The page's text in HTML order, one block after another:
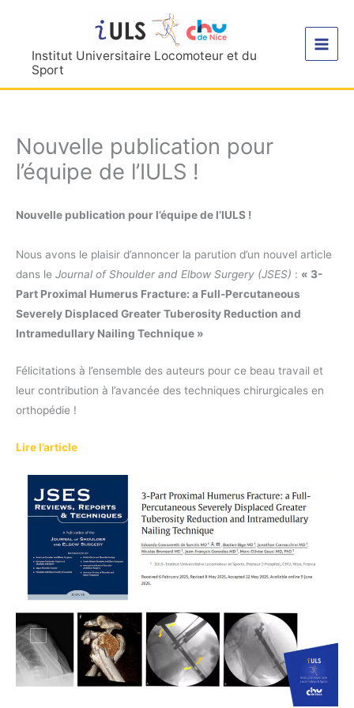
contenuInstitut Universitaire Locomoteur et du
Sport
Nouvelle publication pour
l’équipe de l’IULS !
Nouvelle publication pour l’équipe de l’IULS !
Nous avons le plaisir d’annoncer la parution d’un nouvel article
dans le Journal of Shoulder and Elbow Surgery (JSES) : « 3-
Part Proximal Humerus Fracture: a Full-Percutaneous
Severely Displaced Greater Tuberosity Reduction and
Intramedullary Nailing Technique »
Félicitations à l’ensemble des auteurs pour ce beau travail et
leur contribution à l’avancée des techniques chirurgicales en
orthopédie !
Lire l’article